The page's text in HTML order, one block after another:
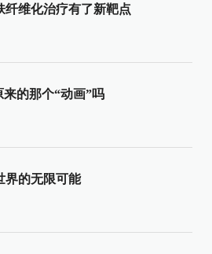
纤维化治疗有了新靶点
的那个“动画”吗
界的无限可能